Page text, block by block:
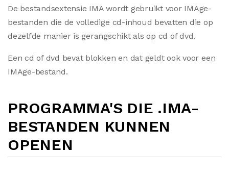
De bestandsextensie IMA wordt gebruikt voor IMAge-
bestanden die de volledige cd-inhoud bevatten die op
dezelfde manier is gerangschikt als op cd of dvd.
Een cd of dvd bevat blokken en dat geldt ook voor een
IMAge-bestand.
PROGRAMMA'S DIE .IMA-
BESTANDEN KUNNEN
OPENEN